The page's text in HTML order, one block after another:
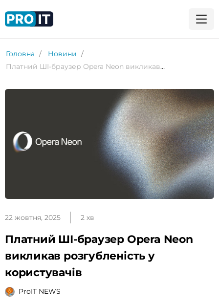
Головна
Новини
Платний ШІ-браузер Opera Neon викликав розгубленість у користувачів
22 жовтня, 2025 2 хв
Платний ШІ-браузер Opera Neon
викликав розгубленість у
користувачів
ProIT NEWS